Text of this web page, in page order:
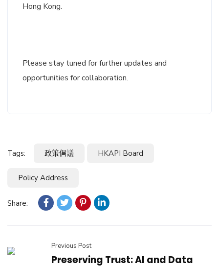
Hong Kong.
Please stay tuned for further updates and
opportunities for collaboration.
Tags: 政策倡議 HKAPI Board
Policy Address
Share:
Previous Post
Preserving Trust: AI and Data